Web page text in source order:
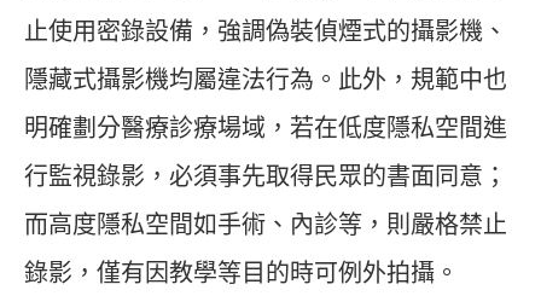
止使用密錄設備，強調偽裝偵煙式的攝影機、
隱藏式攝影機均屬違法行為。此外，規範中也
明確劃分醫療診療場域，若在低度隱私空間進
行監視錄影，必須事先取得民眾的書面同意；
而高度隱私空間如手術、內診等，則嚴格禁止
錄影，僅有因教學等目的時可例外拍攝。